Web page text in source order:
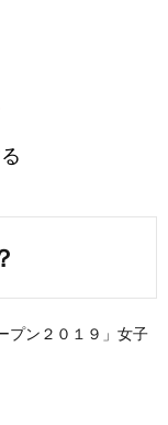
プン２０１９」女子